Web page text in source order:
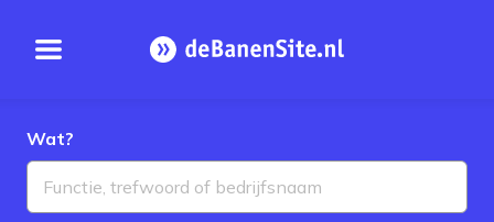
Open menu Homepage
Wat?